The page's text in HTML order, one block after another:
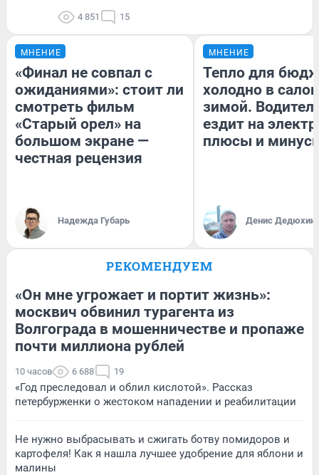
4 851 15
МНЕНИЕ
«Финал не совпал с
ожиданиями»: стоит ли
смотреть фильм
«Старый орел» на
большом экране —
честная рецензия
Надежда Губарь
МНЕНИЕ
Тепло для
холодно в
зимой.
ездит на
плюсы и
Денис Дедюхин
РЕКОМЕНДУЕМ
«Он мне угрожает и портит жизнь»:
москвич обвинил турагента из
Волгограда в мошенничестве и пропаже
почти миллиона рублей
10 часов 6 688 19
«Год преследовал и облил кислотой». Рассказ
петербурженки о жестоком нападении и реабилитации
Не нужно выбрасывать и сжигать ботву помидоров и
картофеля! Как я нашла лучшее удобрение для яблони и
малины